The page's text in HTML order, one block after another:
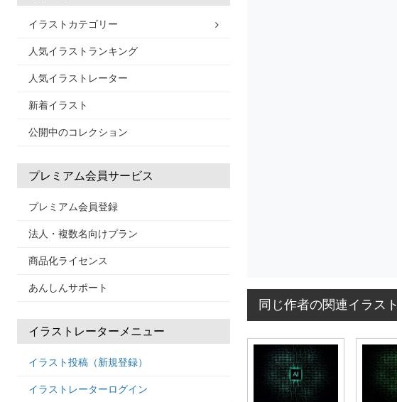
イラストカテゴリー
人気イラストランキング
人気イラストレーター
新着イラスト
公開中のコレクション
プレミアム会員サービス
プレミアム会員登録
法人・複数名向けプラン
商品化ライセンス
あんしんサポート
イラストレーターメニュー
イラスト投稿（新規登録）
イラストレーターログイン
同じ作者の関連イラスト